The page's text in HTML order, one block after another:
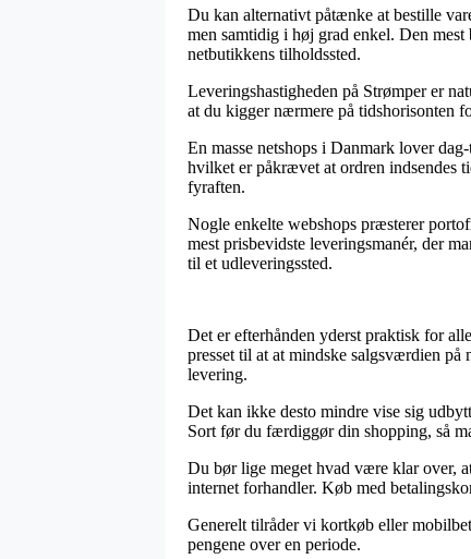
Du kan alternativt påtænke at bestille
men samtidig i høj grad enkel. Den
netbutikkens tilholdssted.
Leveringshastigheden på Strømper er
at du kigger nærmere på tidshorisonten
En masse netshops i Danmark lover
hvilket er påkrævet at ordren indsendes
fyraften.
Nogle enkelte webshops præsterer
mest prisbevidste leveringsmanér, der
til et udleveringssted.
Det er efterhånden yderst praktisk for
presset til at at mindske salgsværdien
levering.
Det kan ikke desto mindre vise sig
Sort før du færdiggør din shopping, så
Du bør lige meget hvad være klar over,
internet forhandler. Køb med
Generelt tilråder vi kortkøb eller
pengene over en periode.